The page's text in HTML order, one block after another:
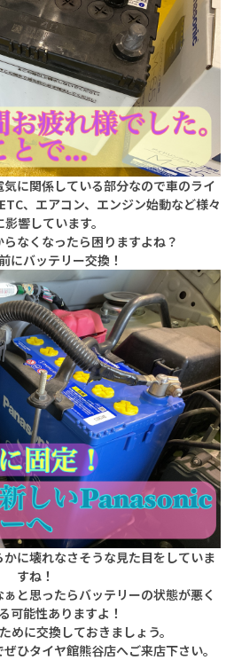
に関係している部分なので車のライ
、エアコン、エンジン始動など様々
影響しています。
なくなったら困りますよね？
にバッテリー交換！
に壊れなさそうな見た目をしていま
すね！
と思ったらバッテリーの状態が悪く
可能性ありますよ！
めに交換しておきましょう。
ひタイヤ館熊谷店へご来店下さい。